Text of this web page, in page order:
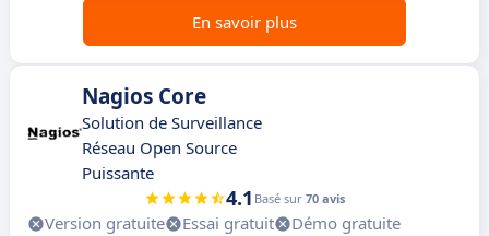
En savoir plus
Nagios Core
Solution de Surveillance
Réseau Open Source
Puissante
4.1 Basé sur 70 avis
Version gratuite Essai gratuit
Démo gratuite